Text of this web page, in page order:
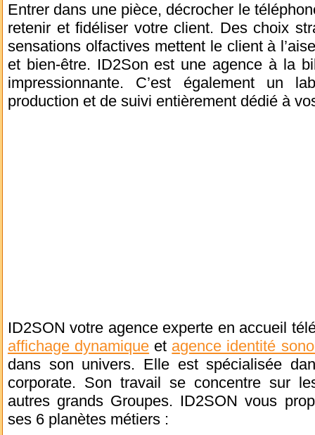
Entrer dans une pièce, décrocher le
retenir et fidéliser votre client. Des choix
sensations olfactives mettent le client à
et bien-être. ID2Son est une agence à la
impressionnante. C’est également un
production et de suivi entièrement dédié à
ID2SON votre agence experte en accueil
affichage dynamique et agence identité
dans son univers. Elle est spécialisée
corporate. Son travail se concentre sur
autres grands Groupes. ID2SON vous
ses 6 planètes métiers :